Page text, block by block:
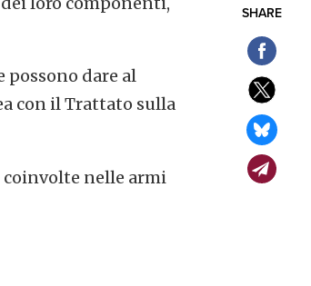
SHARE
dare al
con il Trattato sulla
coinvolte nelle armi